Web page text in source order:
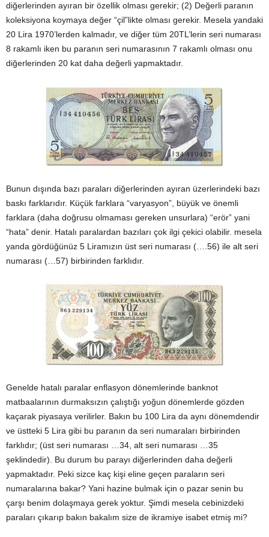
diğerlerinden ayıran bir özellik olması gerekir; (2) Değerli paranın
koleksiyona koymaya değer “çil”likte olması gerekir. Mesela yandaki
20 Lira 1970’lerden kalmadır, ve diğer tüm 20TL’lerin seri numarası
8 rakamlı iken bu paranın seri numarasının 7 rakamlı olması onu
diğerlerinden 20 kat daha değerli yapmaktadır.
Bunun dışında bazı paraları diğerlerinden ayıran üzerlerindeki bazı
baskı farklarıdır. Küçük farklara “varyasyon”, büyük ve önemli
farklara (daha doğrusu olmaması gereken unsurlara) “erör” yani
“hata” denir. Hatalı paralardan bazıları çok ilgi çekici olabilir. mesela
yanda gördüğünüz 5 Liramızın üst seri numarası (….56) ile alt seri
numarası (…57) birbirinden farklıdır.
Genelde hatalı paralar enflasyon dönemlerinde banknot
matbaalarının durmaksızın çalıştığı yoğun dönemlerde gözden
kaçarak piyasaya verilirler. Bakın bu 100 Lira da aynı dönemdendir
ve üstteki 5 Lira gibi bu paranın da seri numaraları birbirinden
farklıdır; (üst seri numarası …34, alt seri numarası …35
şeklindedir). Bu durum bu parayı diğerlerinden daha değerli
yapmaktadır. Peki sizce kaç kişi eline geçen paraların seri
numaralarına bakar? Yani hazine bulmak için o pazar senin bu
çarşı benim dolaşmaya gerek yoktur. Şimdi mesela cebinizdeki
paraları çıkarıp bakın bakalım size de ikramiye isabet etmiş mi?